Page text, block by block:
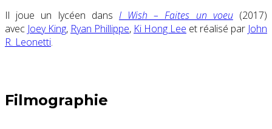
Il joue un lycéen dans I Wish – Faites un voeu(2017)
avec Joey King, Ryan Phillippe, Ki Hong Lee et réalisé par John
R. Leonetti.
Filmographie